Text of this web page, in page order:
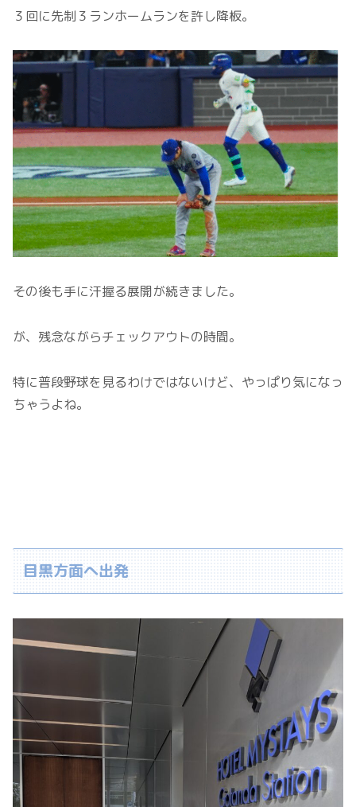
３回に先制３ランホームランを許し降板。
その後も手に汗握る展開が続きました。
が、残念ながらチェックアウトの時間。
特に普段野球を見るわけではないけど、やっぱり気になっ
ちゃうよね。
目黒方面へ出発